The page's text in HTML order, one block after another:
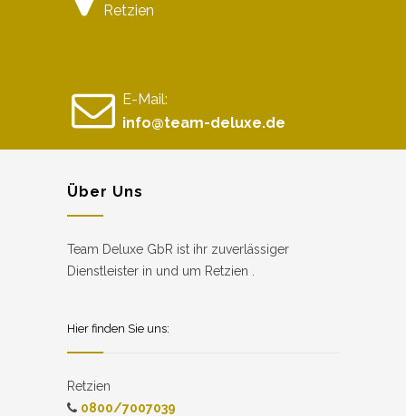
Retzien
E-Mail:
info@team-deluxe.de
Über Uns
Team Deluxe GbR ist ihr zuverlässiger
Dienstleister in und um Retzien .
Hier finden Sie uns:
Retzien
0800/7007039